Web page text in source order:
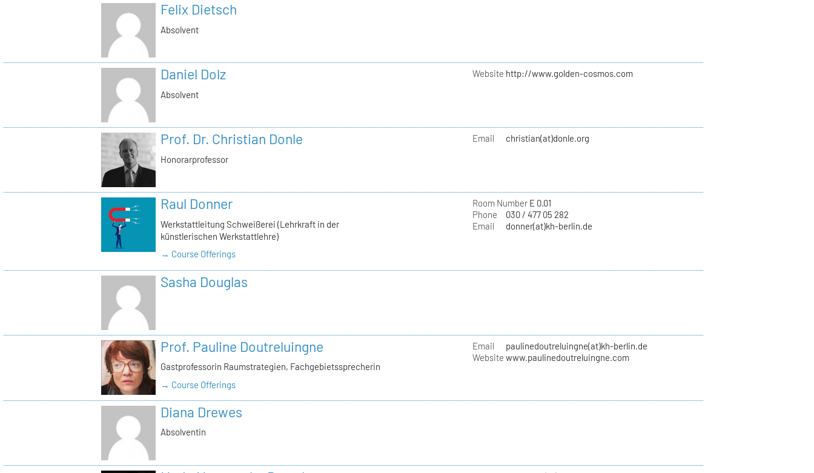
Felix Dietsch
Absolvent
Daniel Dolz
Absolvent
Website http://www.golden-cosmos.com
Prof. Dr. Christian Donle
Honorarprofessor
Email christian(at)donle.org
Raul Donner
Werkstattleitung Schweißerei (Lehrkraft in der
künstlerischen Werkstattlehre)
→ Course Offerings
Room NumberE 0.01
Phone
030 / 477 05 282
Email
donner(at)kh-berlin.de
Sasha Douglas
Prof. Pauline Doutreluingne
Gastprofessorin Raumstrategien, Fachgebietssprecherin
→ Course Offerings
Email
paulinedoutreluingne(at)kh-berlin.de
Website www.paulinedoutreluingne.com
Diana Drewes
Absolventin